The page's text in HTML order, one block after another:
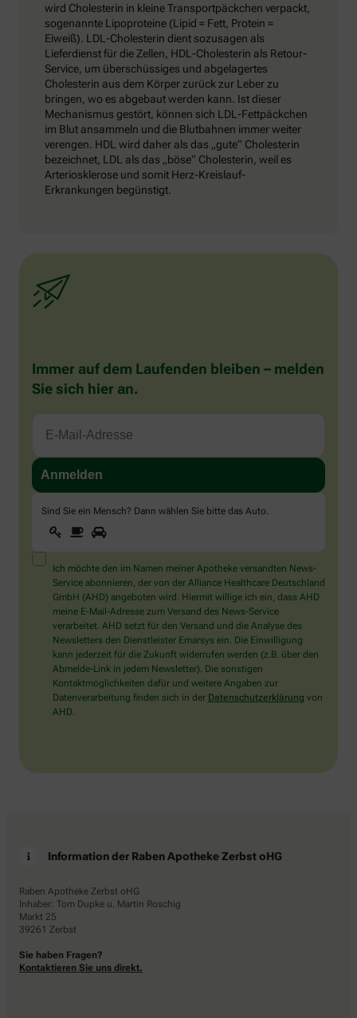
wird Cholesterin in kleine Transportpäckchen verpackt,
sogenannte Lipoproteine (Lipid = Fett, Protein =
Eiweiß). LDL-Cholesterin dient sozusagen als
Lieferdienst für die Zellen, HDL-Cholesterin als Retour-
Service, um überschüssiges und abgelagertes
Cholesterin aus dem Körper zurück zur Leber zu
bringen, wo es abgebaut werden kann. Ist dieser
Mechanismus gestört, können sich LDL-Fettpäckchen
im Blut ansammeln und die Blutbahnen immer weiter
verengen. HDL wird daher als das „gute“ Cholesterin
bezeichnet, LDL als das „böse“ Cholesterin, weil es
Arteriosklerose und somit Herz-Kreislauf-
Erkrankungen begünstigt.
Immer auf dem Laufenden bleiben – melden
Sie sich hier an.
Sind Sie ein Mensch? Dann wählen Sie bitte das Auto.
Sind
Sie
ein
Mensch?
Dann
wählen
Sie
bitte
das
Auto.
1 2
Ich möchte den im Namen meiner Apotheke versandten News-
Service abonnieren, der von der Alliance Healthcare Deutschland
GmbH (AHD) angeboten wird. Hiermit willige ich ein, dass AHD
meine E-Mail-Adresse zum Versand des News-Service
verarbeitet. AHD setzt für den Versand und die Analyse des
Newsletters den Dienstleister Emarsys ein. Die Einwilligung
kann jederzeit für die Zukunft widerrufen werden (z.B. über den
Abmelde-Link in jedem Newsletter). Die sonstigen
Kontaktmöglichkeiten dafür und weitere Angaben zur
Datenverarbeitung finden sich in der Datenschutzerklärung von
AHD.
Information der Raben Apotheke Zerbst oHG
Raben Apotheke Zerbst oHG
Inhaber: Tom Dupke u. Martin Roschig
Markt 25
39261 Zerbst
Sie haben Fragen?
Kontaktieren Sie uns direkt.